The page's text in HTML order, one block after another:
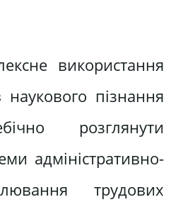
використання
пізнання
розглянути
адміністративно-
трудових